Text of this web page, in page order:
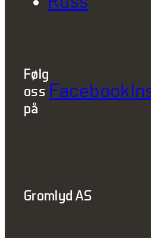
Følg
oss
på
Facebook
Gromlyd AS